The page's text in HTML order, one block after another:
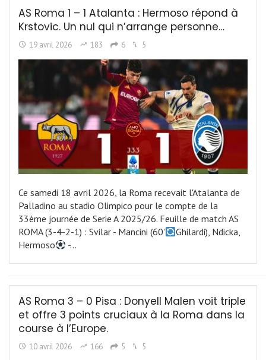
AS Roma 1 – 1 Atalanta : Hermoso répond à
Krstovic. Un nul qui n’arrange personne…
19 avril 2026 183 6 5
Ce samedi 18 avril 2026, la Roma recevait l'Atalanta de
Palladino au stadio Olimpico pour le compte de la
33ème journée de Serie A 2025/26. Feuille de match AS
ROMA (3-4-2-1) : Svilar - Mancini (60'
Ghilardi), Ndicka,
Hermoso
-…
AS Roma 3 – 0 Pisa : Donyell Malen voit triple
et offre 3 points cruciaux à la Roma dans la
course à l’Europe.
10 avril 2026 166 5 5